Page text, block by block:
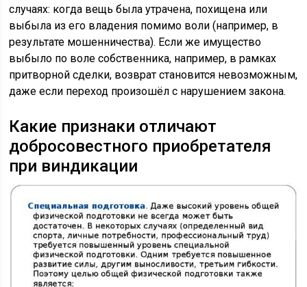
случаях: когда вещь была утрачена, похищена или
выбыла из его владения помимо воли (например, в
результате мошенничества). Если же имущество
выбыло по воле собственника, например, в рамках
притворной сделки, возврат становится невозможным,
даже если переход произошёл с нарушением закона.
Какие признаки отличают
добросовестного приобретателя
при виндикации